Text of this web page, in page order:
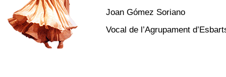
Joan Gómez Soriano
Vocal de l’Agrupament